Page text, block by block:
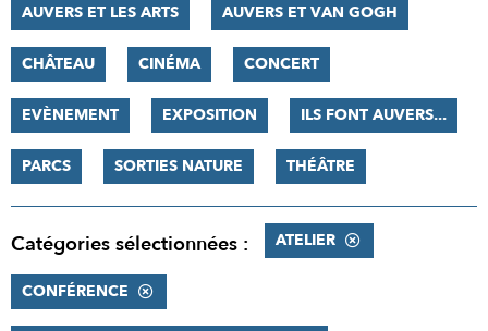
AUVERS ET LES ARTS AUVERS ET VAN GOGH
CHÂTEAU CINÉMA CONCERT
EVÈNEMENT EXPOSITION ILS FONT AUVERS...
PARCS SORTIES NATURE THÉÂTRE
Catégories sélectionnées : ATELIER
CONFÉRENCE